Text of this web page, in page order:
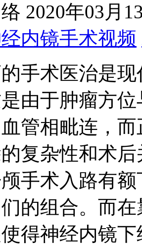
2020年03月
内镜手术视频
手术医治是
由于肿瘤方
管相毗连，
复杂性和术
手术入路有
的组合。而
得神经内镜